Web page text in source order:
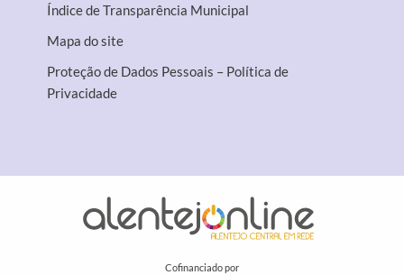
Índice de Transparência Municipal
Mapa do site
Proteção de Dados Pessoais – Política de
Privacidade
Cofinanciado por